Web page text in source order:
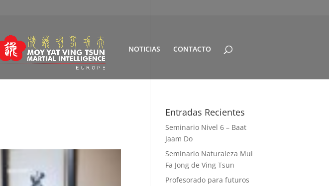
NOTICIAS CONTACTO
Entradas Recientes
Seminario Nivel 6 – Baat
Jaam Do
Seminario Naturaleza Mui
Fa Jong de Ving Tsun
Profesorado para futuros